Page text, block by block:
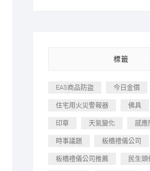
標籤
EAS商品防盜 今日金價
住宅用火災警報器 佛具
印章 天氣變化 感應
時事議題 板橋禮儀公司
板橋禮儀公司推薦 民生頭